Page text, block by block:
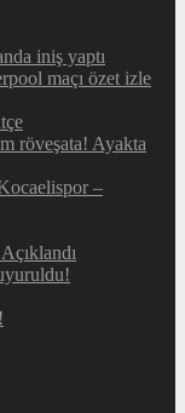
iniş yaptı
maçı özet izle
röveşata! Ayakta
–